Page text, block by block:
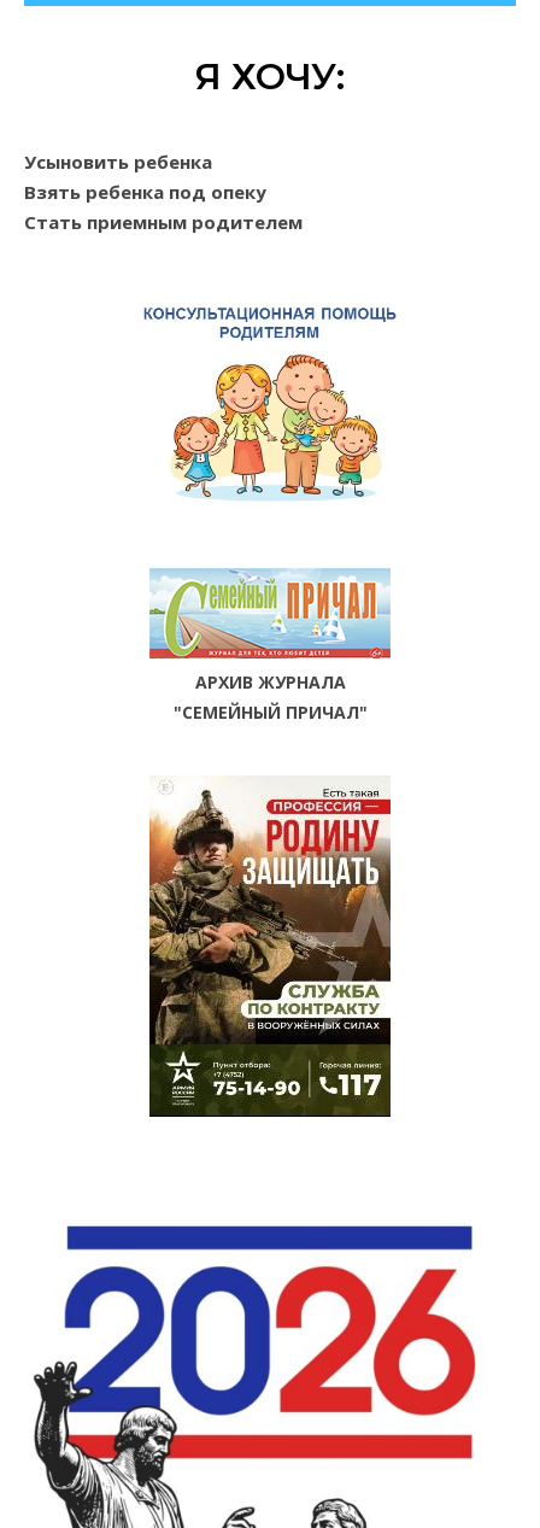
Я ХОЧУ:
Усыновить ребенка
Взять ребенка под опеку
Стать приемным родителем
АРХИВ ЖУРНАЛА
"СЕМЕЙНЫЙ ПРИЧАЛ"